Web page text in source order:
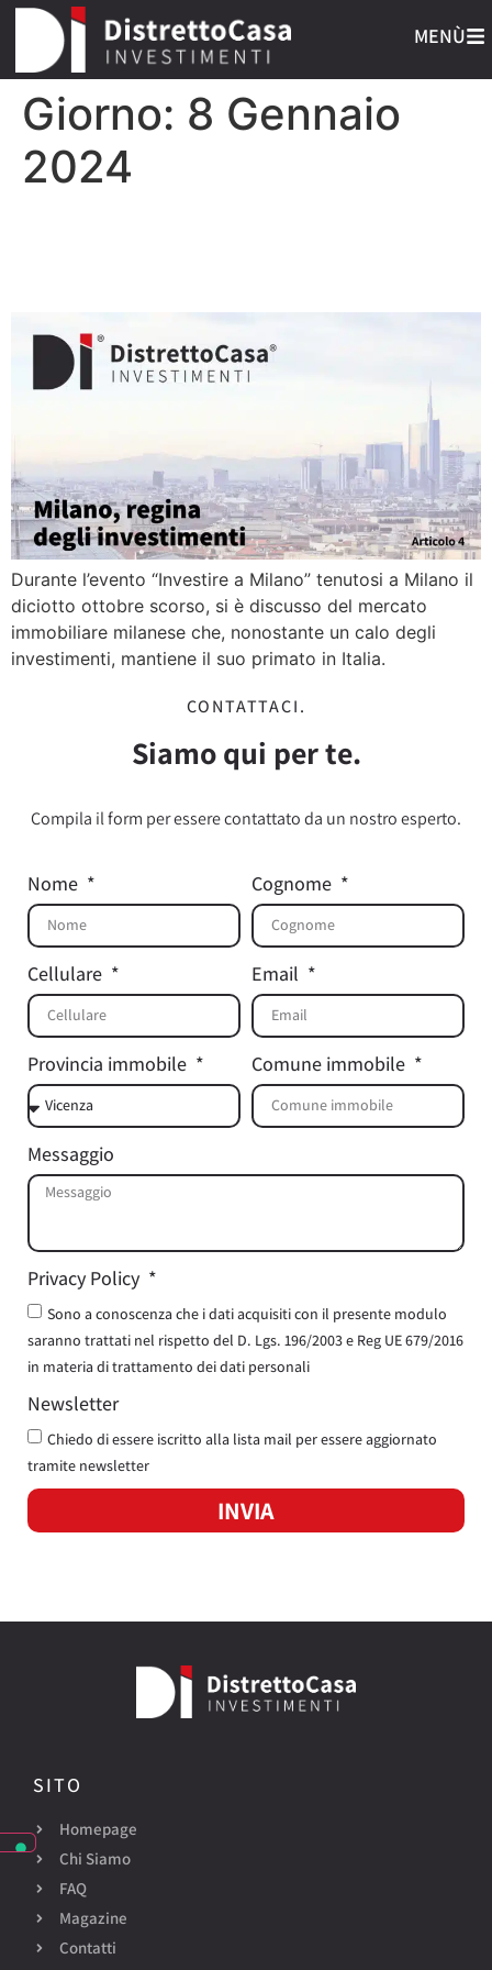
MENÙ
Giorno: 8 Gennaio
2024
Durante l’evento “Investire a Milano” tenutosi a Milano il
diciotto ottobre scorso, si è discusso del mercato
immobiliare milanese che, nonostante un calo degli
investimenti, mantiene il suo primato in Italia.
CONTATTACI.
Siamo qui per te.
Compila il form per essere contattato da un nostro esperto.
Nome Cognome
Cellulare Email
Provincia immobile Comune immobile
Messaggio
Privacy Policy
Sono a conoscenza che i dati acquisiti con il presente modulo
saranno trattati nel rispetto del D. Lgs. 196/2003 e Reg UE 679/2016
in materia di trattamento dei dati personali
Newsletter
Chiedo di essere iscritto alla lista mail per essere aggiornato
tramite newsletter
INVIA
SITO
Homepage
Chi Siamo
FAQ
Magazine
Contatti